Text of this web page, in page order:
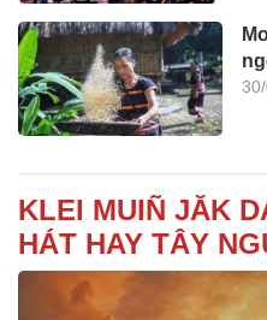
KLEI MUIÑ JĂK
HÁT HAY TÂY